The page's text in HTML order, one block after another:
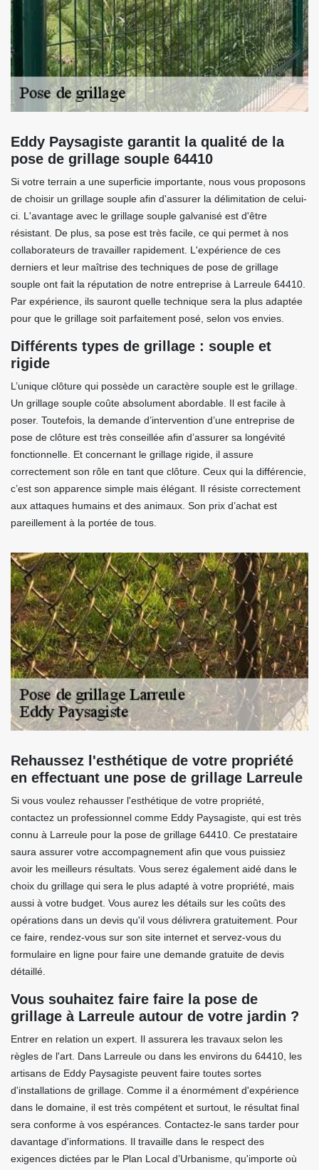
Eddy Paysagiste garantit la qualité de la
pose de grillage souple 64410
Si votre terrain a une superficie importante, nous vous proposons
de choisir un grillage souple afin d'assurer la délimitation de celui-
ci. L'avantage avec le grillage souple galvanisé est d'être
résistant. De plus, sa pose est très facile, ce qui permet à nos
collaborateurs de travailler rapidement. L'expérience de ces
derniers et leur maîtrise des techniques de pose de grillage
souple ont fait la réputation de notre entreprise à Larreule 64410.
Par expérience, ils sauront quelle technique sera la plus adaptée
pour que le grillage soit parfaitement posé, selon vos envies.
Différents types de grillage : souple et
rigide
L’unique clôture qui possède un caractère souple est le grillage.
Un grillage souple coûte absolument abordable. Il est facile à
poser. Toutefois, la demande d’intervention d’une entreprise de
pose de clôture est très conseillée afin d’assurer sa longévité
fonctionnelle. Et concernant le grillage rigide, il assure
correctement son rôle en tant que clôture. Ceux qui la différencie,
c’est son apparence simple mais élégant. Il résiste correctement
aux attaques humains et des animaux. Son prix d’achat est
pareillement à la portée de tous.
Rehaussez l'esthétique de votre propriété
en effectuant une pose de grillage Larreule
Si vous voulez rehausser l'esthétique de votre propriété,
contactez un professionnel comme Eddy Paysagiste, qui est très
connu à Larreule pour la pose de grillage 64410. Ce prestataire
saura assurer votre accompagnement afin que vous puissiez
avoir les meilleurs résultats. Vous serez également aidé dans le
choix du grillage qui sera le plus adapté à votre propriété, mais
aussi à votre budget. Vous aurez les détails sur les coûts des
opérations dans un devis qu'il vous délivrera gratuitement. Pour
ce faire, rendez-vous sur son site internet et servez-vous du
formulaire en ligne pour faire une demande gratuite de devis
détaillé.
Vous souhaitez faire faire la pose de
grillage à Larreule autour de votre jardin ?
Entrer en relation un expert. Il assurera les travaux selon les
règles de l'art. Dans Larreule ou dans les environs du 64410, les
artisans de Eddy Paysagiste peuvent faire toutes sortes
d'installations de grillage. Comme il a énormément d'expérience
dans le domaine, il est très compétent et surtout, le résultat final
sera conforme à vos espérances. Contactez-le sans tarder pour
davantage d'informations. Il travaille dans le respect des
exigences dictées par le Plan Local d’Urbanisme, qu'importe où